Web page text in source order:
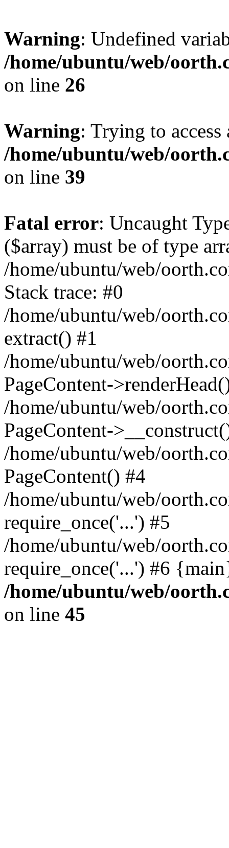
Warning: Undefined
/home/ubuntu/web/
on line 26
Warning: Trying to
/home/ubuntu/web/
on line 39
Fatal error: Uncaught
($array) must be of type
/home/ubuntu/web/
Stack trace: #0
/home/ubuntu/web/
extract() #1
/home/ubuntu/web/
PageContent-
/home/ubuntu/web/
PageContent-
/home/ubuntu/web/
PageContent() #4
/home/ubuntu/web/
require_once('...') #5
/home/ubuntu/web/
require_once('...') #6
/home/ubuntu/web/
on line 45